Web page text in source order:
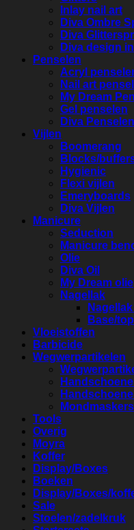
Inlay nail art
Diva Ombre
Diva
Diva design
Penselen
Acryl
Nail art
My Dream
Gel penselen
Diva Penselen
Vijlen
Boomerang
Blocks/
Hygienic
Flexi vijlen
Emeryboards
Diva Vijlen
Manicure
Seduction
Manicure
Olie
Diva Oil
My Dream olie
Nagellak
Base/top
Vloeistoffen
Barbicide
Wegwerpartikelen
Mondmaskers
Tools
Overig
Moyra
Koffer
Display/Boxes
Boeken
Display/Boxes/
Sale
Stoelen/zadelkruk